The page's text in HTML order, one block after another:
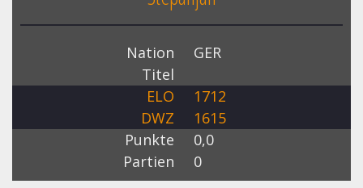
Nation
GER
Titel
ELO
1712
DWZ
1615
Punkte
0,0
Partien
0